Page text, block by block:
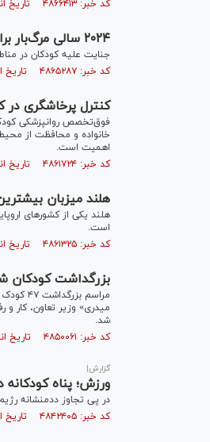
کد خبر: ۴۸۶۶۴۱۳ تاریخ انتشار : ۱۴۰۴/۰۸/۲۱
۲۰۲۴ سالی مرگ‌بار برای کودکان؛ رکوردشکنی جنایت علیه کودکان در مناطق جنگی
جنایت علیه کودکان در مناطق جنگی در سال ۲۰۲۴ رشد
کد خبر: ۴۸۶۵۲۸۷ تاریخ انتشار : ۱۴۰۴/۰۸/۱۴
کنترل پرخاشگری در
فوق‌تخصص روانپزشکی کودک
خانواده و محافظت از
اهمیت است.
کد خبر: ۴۸۶۱۷۲۴ تاریخ انتشار : ۱۴۰۴/۰۷/۲۳
هلند میزبان
هلند یکی از کشور‌های
است.
کد خبر: ۴۸۶۱۳۲۵ تاریخ انتشار : ۱۴۰۴/۰۷/۲۱
بزرگداشت کودکان
میدری» وزیر تعاون، کار
شد.
کد خبر: ۴۸۵۰۰۶۱ تاریخ انتشار : ۱۴۰۴/۰۵/۱۴
گزارش|
ورزش؛ پناه
در پی تجاوز ددمنشانه
کد خبر: ۴۸۴۲۴۰۵ تاریخ انتشار : ۱۴۰۴/۰۳/۳۱